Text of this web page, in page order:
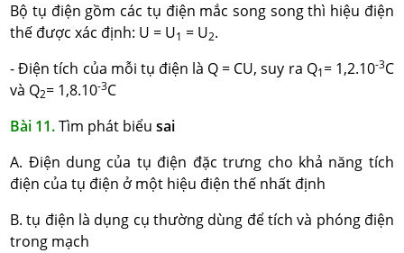
Bộ tụ điện gồm các tụ điện mắc song song thì hiệu điện
thế được xác định: U = U1 = U2.
- Điện tích của mỗi tụ điện là Q = CU, suy ra Q1= 1,2.10-3C
và Q2= 1,8.10-3C
Bài 11.Tìm phát biểu sai
A. Điện dung của tụ điện đặc trưng cho khả năng tích
điện của tụ điện ở một hiệu điện thế nhất định
B. tụ điện là dụng cụ thường dùng để tích và phóng điện
trong mạch